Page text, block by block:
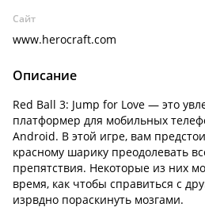
Сайт
www.herocraft.com
Описание
Red Ball 3: Jump for Love — это
платформер для мобильных
Android. В этой игре, вам
красному шарику преодолевать
препятствия. Некоторые из них
время, как чтобы справиться с
изрвдно пораскинуть мозгами.